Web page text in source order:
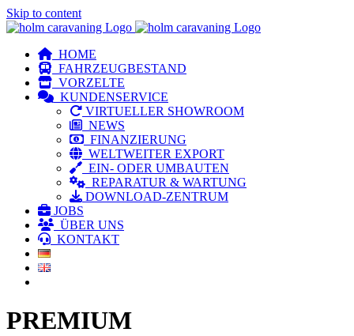
Skip to content
HOME
FAHRZEUGBESTAND
VORZELTE
KUNDENSERVICE
VIRTUELLER SHOWROOM
NEWS
FINANZIERUNG
WELTWEITER EXPORT
EIN- ODER UMBAUTEN
REPARATUR & WARTUNG
DOWNLOAD-ZENTRUM
JOBS
ÜBER UNS
KONTAKT
PREMIUM